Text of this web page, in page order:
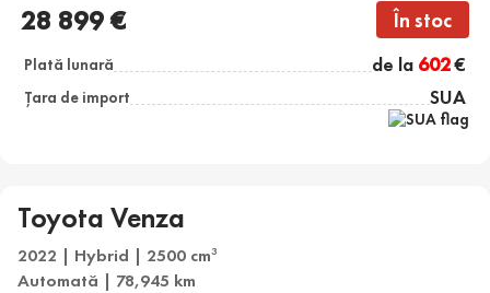
28 899 € În stoc
Plată lunară de la 602€
Țara de import SUA
Toyota Venza
2022 | Hybrid | 2500 cm3
Automată | 78,945 km